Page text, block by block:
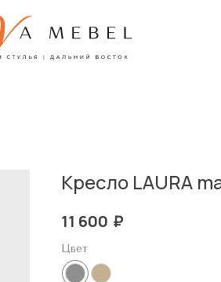
Кресло LAURA
11 600 ₽
Цвет